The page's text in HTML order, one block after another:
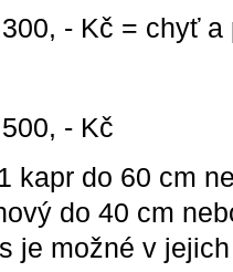
300, - Kč = chyť
- Kč
kapr do 60 cm
do 40 cm
je možné v